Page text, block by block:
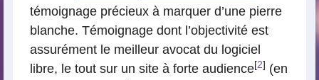
témoignage précieux à marquer d’une pierre
blanche. Témoignage dont l’objectivité est
assurément le meilleur avocat du logiciel
libre, le tout sur un site à forte audience[2] (en